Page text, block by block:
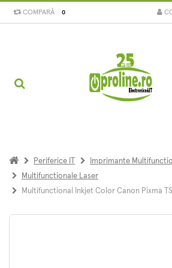
COMPARĂ 0
Periferice IT
Imprimante
Multifunctionale Laser
Multifunctional Inkjet Color Canon Pixma